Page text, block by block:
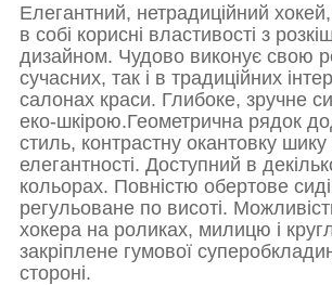
Елегантний, нетрадиційний
в собі корисні властивості з
дизайном. Чудово виконує свою
сучасних, так і в традиційних
салонах краси. Глибоке, зручне
еко-шкірою.Геометрична рядок
стиль, контрастну окантовку шику
елегантності. Доступний в
кольорах. Повністю обертове
регульоване по висоті.
хокера на роликах, милицю і
закріплене гумової
стороні.